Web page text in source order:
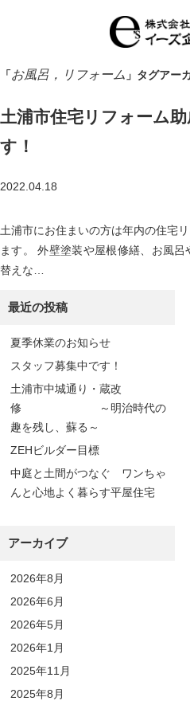
「お風呂，リフォーム 」タグアー
土浦市住宅リフォーム
す！
2022.04.18
土浦市にお住まいの方は年内の住宅
ます。 外壁塗装や屋根修繕、お風
替えな…
最近の投稿
夏季休業のお知らせ
スタッフ募集中です！
土浦市中城通り・蔵改
修 ～明治時代の
趣を残し、蘇る～
ZEHビルダー目標
中庭と土間がつなぐ ワンちゃ
んと心地よく暮らす平屋住宅
アーカイブ
2026年8月
2026年6月
2026年5月
2026年1月
2025年11月
2025年8月